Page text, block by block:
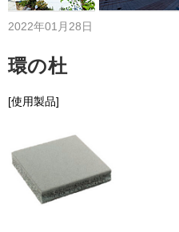
2022年01月28日
環の杜
[使用製品]